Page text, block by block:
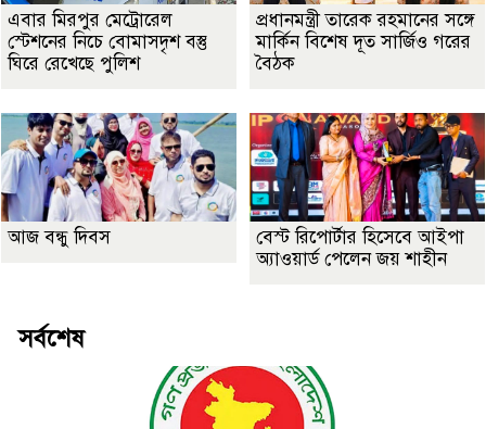
এবার মিরপুর মেট্রোরেল
স্টেশনের নিচে বোমাসদৃশ বস্তু
ঘিরে রেখেছে পুলিশ
প্রধানমন্ত্রী তারেক রহমানের সঙ্গে
মার্কিন বিশেষ দূত সার্জিও গরের
বৈঠক
আজ বন্ধু দিবস
বেস্ট রিপোর্টার হিসেবে আইপা
অ্যাওয়ার্ড পেলেন জয় শাহীন
সর্বশেষ